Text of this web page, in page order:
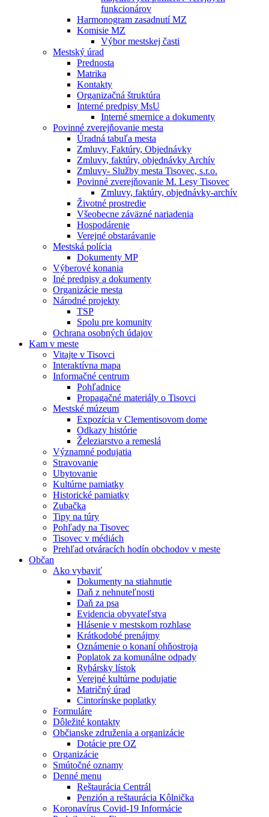
funkcionárov
Harmonogram zasadnutí MZ
Komisie MZ
Výbor mestskej časti
Mestský úrad
Prednosta
Matrika
Kontakty
Organizačná štruktúra
Interné predpisy MsU
Interné smernice a dokumenty
Povinné zverejňovanie mesta
Úradná tabuľa mesta
Zmluvy, Faktúry, Objednávky
Zmluvy, faktúry, objednávky Archív
Zmluvy- Služby mesta Tisovec, s.r.o.
Povinné zverejňovanie M. Lesy Tisovec
Zmluvy, faktúry, objednávky-archív
Životné prostredie
Všeobecne záväzné nariadenia
Hospodárenie
Verejné obstarávanie
Mestská polícia
Dokumenty MP
Výberové konania
Iné predpisy a dokumenty
Organizácie mesta
Národné projekty
TSP
Spolu pre komunity
Ochrana osobných údajov
Kam v meste
Vitajte v Tisovci
Interaktívna mapa
Informačné centrum
Pohľadnice
Propagačné materiály o Tisovci
Mestské múzeum
Expozícia v Clementisovom dome
Odkazy histórie
Železiarstvo a remeslá
Významné podujatia
Stravovanie
Ubytovanie
Kultúrne pamiatky
Historické pamiatky
Zubačka
Tipy na túry
Pohľady na Tisovec
Tisovec v médiách
Prehľad otváracích hodín obchodov v meste
Občan
Ako vybaviť
Dokumenty na stiahnutie
Daň z nehnuteľnosti
Daň za psa
Evidencia obyvateľstva
Hlásenie v mestskom rozhlase
Krátkodobé prenájmy
Oznámenie o konaní ohňostroja
Poplatok za komunálne odpady
Rybársky lístok
Verejné kultúrne podujatie
Matričný úrad
Cintorínske poplatky
Formuláre
Dôležité kontakty
Občianske združenia a organizácie
Dotácie pre OZ
Organizácie
Smútočné oznamy
Denné menu
Reštaurácia Centrál
Penzión a reštaurácia Kôlnička
Koronavírus Covid-19 Informácie